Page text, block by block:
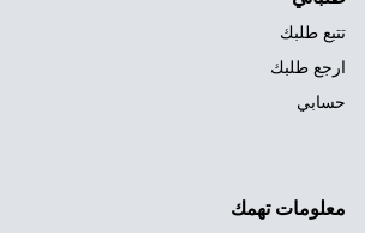
تتبع طلبك
ارجع طلبك
حسابي
معلومات تهمك